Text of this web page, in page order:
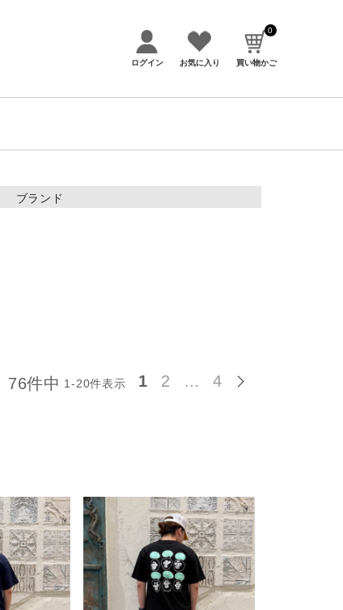
ログイン お気に入り
0
買い物かご
トップス
アクセサリー
ご利用ガイド
ブランド
76件中 1-20件表示 1 2 … 4